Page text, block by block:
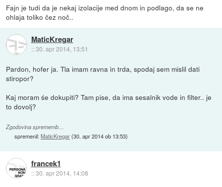
Fajn je tudi da je nekaj izolacije med dnom in podlago, da se ne
ohlaja toliko čez noč..
MaticKregar
::30. apr 2014, 13:51
Pardon, hofer ja. Tla imam ravna in trda, spodaj sem mislil dati
stiropor?
Kaj moram śe dokupiti? Tam pise, da ima sesalnik vode in filter.. je
to dovolj?
Zgodovina sprememb…
spremenil:MaticKregar(30. apr 2014 ob 13:53)
francek1
::30. apr 2014, 14:08